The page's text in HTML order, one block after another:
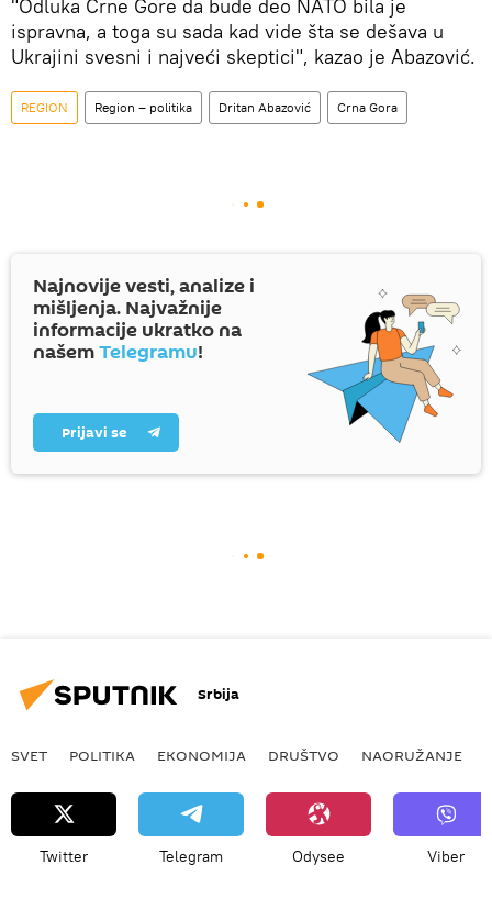
"Odluka Crne Gore da bude deo NATO bila je
ispravna, a toga su sada kad vide šta se dešava u
Ukrajini svesni i najveći skeptici", kazao je Abazović.
REGION Region – politika Dritan Abazović Crna Gora
Najnovije vesti, analize i
mišljenja. Najvažnije
informacije ukratko na
našemTelegramu!
Prijavi se
Srbija
SVET POLITIKA EKONOMIJA DRUŠTVO NAORUŽANJE
Twitter Telegram Odysee Viber